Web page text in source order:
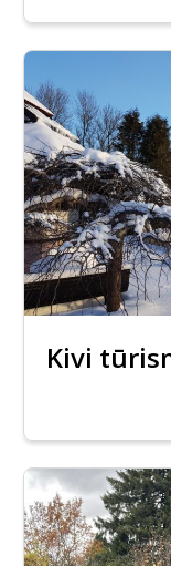
Kivi